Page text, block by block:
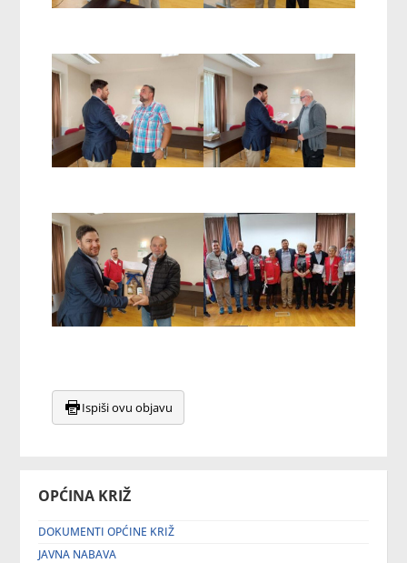
OPĆINA KRIŽ
DOKUMENTI OPĆINE KRIŽ
JAVNA NABAVA
Ispiši ovu objavu